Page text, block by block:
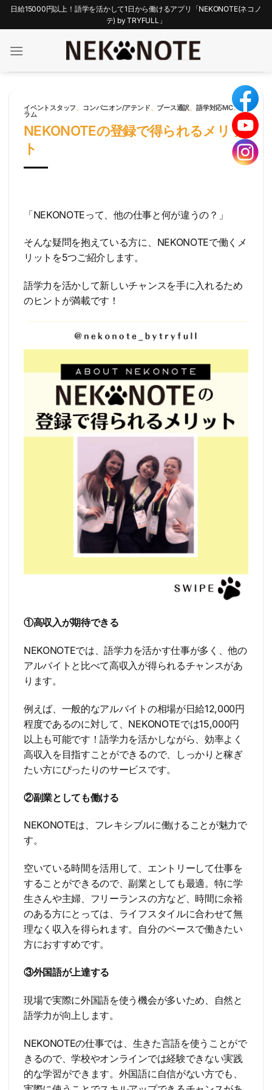
Skip日給15000円以上！語学を活かして1日から働けるアプリ「NEKONOTE(ネコノ
テ) by TRYFULL」
イベントスタッフ、 コンパニオン/アテンド、 ブース通訳、 語学対応MC、
ラム
NEKONOTEの登録で得られるメリッ
ト
「NEKONOTEって、他の仕事と何が違うの？」
そんな疑問を抱えている方に、NEKONOTEで働くメ
リットを5つご紹介します。
語学力を活かして新しいチャンスを手に入れるため
のヒントが満載です！
①高収入が期待できる
NEKONOTEでは、語学力を活かす仕事が多く、他の
アルバイトと比べて高収入が得られるチャンスがあ
ります。
例えば、一般的なアルバイトの相場が日給12,000円
程度であるのに対して、NEKONOTEでは15,000円
以上も可能です！語学力を活かしながら、効率よく
高収入を目指すことができるので、しっかりと稼ぎ
たい方にぴったりのサービスです。
②副業としても働ける
NEKONOTEは、フレキシブルに働けることが魅力で
す。
空いている時間を活用して、エントリーして仕事を
することができるので、副業としても最適。特に学
生さんや主婦、フリーランスの方など、時間に余裕
のある方にとっては、ライフスタイルに合わせて無
理なく収入を得られます。自分のペースで働きたい
方におすすめです。
③外国語が上達する
現場で実際に外国語を使う機会が多いため、自然と
語学力が向上します。
NEKONOTEの仕事では、生きた言語を使うことがで
きるので、学校やオンラインでは経験できない実践
的な学習ができます。外国語に自信がない方でも、